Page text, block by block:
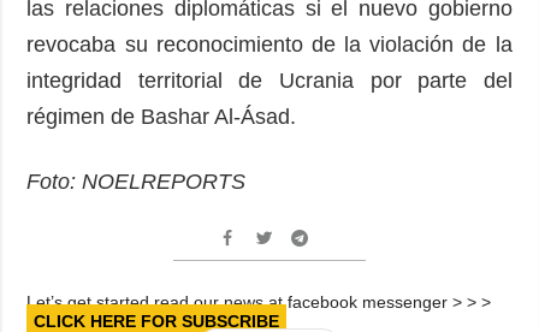
las relaciones diplomáticas si el nuevo gobierno
revocaba su reconocimiento de la violación de la
integridad territorial de Ucrania por parte del
régimen de Bashar Al-Ásad.
Foto: NOELREPORTS
Let’s get started read our news at facebook messenger > > >
CLICK HERE FOR SUBSCRIBE